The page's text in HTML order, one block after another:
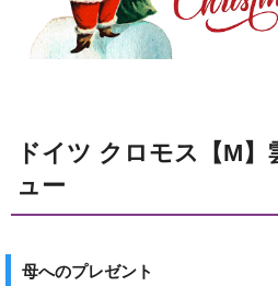
ドイツ クロモス【M
ュー
母へのプレゼント